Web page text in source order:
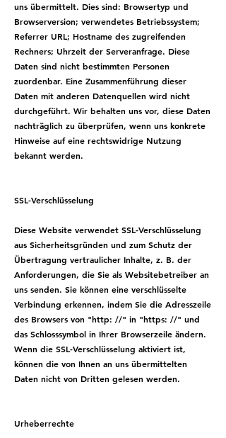
uns übermittelt. Dies sind: Browsertyp und
Browserversion; verwendetes Betriebssystem;
Referrer URL; Hostname des zugreifenden
Rechners; Uhrzeit der Serveranfrage. Diese
Daten sind nicht bestimmten Personen
zuordenbar. Eine Zusammenführung dieser
Daten mit anderen Datenquellen wird nicht
durchgeführt. Wir behalten uns vor, diese Daten
nachträglich zu überprüfen, wenn uns konkrete
Hinweise auf eine rechtswidrige Nutzung
bekannt werden.
SSL-Verschlüsselung
Diese Website verwendet SSL-Verschlüsselung
aus Sicherheitsgründen und zum Schutz der
Übertragung vertraulicher Inhalte, z. B. der
Anforderungen, die Sie als Websitebetreiber an
uns senden. Sie können eine verschlüsselte
Verbindung erkennen, indem Sie die Adresszeile
des Browsers von "http: //" in "https: //" und
das Schlosssymbol in Ihrer Browserzeile ändern.
Wenn die SSL-Verschlüsselung aktiviert ist,
können die von Ihnen an uns übermittelten
Daten nicht von Dritten gelesen werden.
Urheberrechte